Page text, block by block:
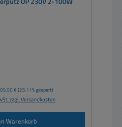
Preis:
€(25.11% gespart)
zzgl. Versandkosten
Warenkorb